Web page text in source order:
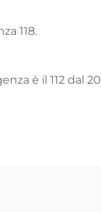
118.
è il 112 dal